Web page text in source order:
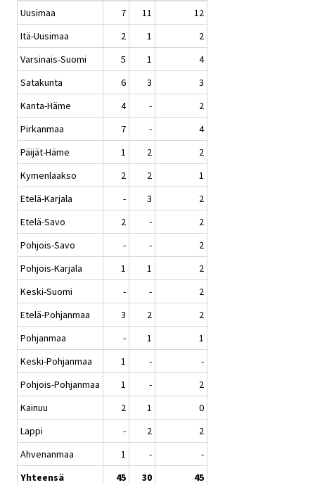
Uusimaa
7 11
12
Itä-Uusimaa
2 1
2
Varsinais-Suomi
5 1
4
Satakunta
6 3
3
Kanta-Häme
4 -
2
Pirkanmaa
7 -
4
Päijät-Häme
1 2
2
Kymenlaakso
2 2
1
Etelä-Karjala
- 3
2
Etelä-Savo
2 -
2
Pohjois-Savo
- -
2
Pohjois-Karjala
1 1
2
Keski-Suomi
- -
2
Etelä-Pohjanmaa
3 2
2
Pohjanmaa
- 1
1
Keski-Pohjanmaa
1 -
-
Pohjois-Pohjanmaa
1 -
2
Kainuu
2 1
0
Lappi
- 2
2
Ahvenanmaa
1 -
-
Yhteensä
45 30 45